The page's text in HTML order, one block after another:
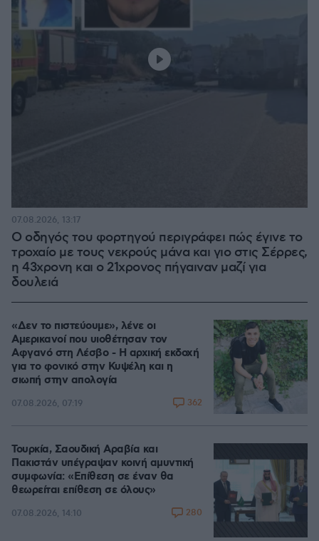
Ο οδηγός του φορτηγού περιγράφει πώς έγινε το
τροχαίο με τους νεκρούς μάνα και γιο στις Σέρρες,
η 43χρονη και ο 21χρονος πήγαιναν μαζί για
δουλειά
07.08.2026, 13:17
«Δεν το πιστεύουμε», λένε οι
Αμερικανοί που υιοθέτησαν τον
Αφγανό στη Λέσβο - Η αρχική εκδοχή
για το φονικό στην Κυψέλη και η
σιωπή στην απολογία
07.08.2026, 07:19 362
Τουρκία, Σαουδική Αραβία και
Πακιστάν υπέγραψαν κοινή αμυντική
συμφωνία: «Επίθεση σε έναν θα
θεωρείται επίθεση σε όλους»
07.08.2026, 14:10 280